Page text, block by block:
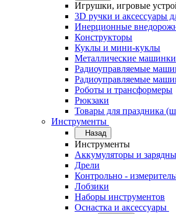
Игрушки, игровые
3D ручки и аксессуары
Инерционные
Конструкторы
Куклы и мини-куклы
Металлические машинки
Радиоуправляемые
Радиоуправляемые
Роботы и трансформеры
Рюкзаки
Товары для праздника
Инструменты
Назад
Инструменты
Аккумуляторы и
Дрели
Контрольно -
Лобзики
Наборы инструментов
Оснастка и аксессуары